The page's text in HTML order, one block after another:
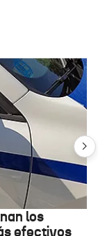
los
efectivos